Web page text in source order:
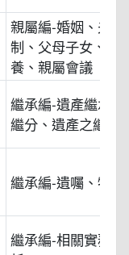
親屬編-婚姻、夫妻
制、父母子女、監
養、親屬會議
繼承編-遺產繼承人
繼分、遺產之繼承
繼承編-遺囑、特留
繼承編-相關實務案